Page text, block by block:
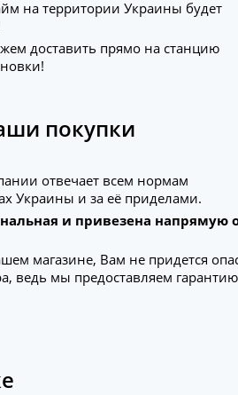
на территории Украины будет
доставить прямо на станцию
покупки
отвечает всем нормам
Украины и за её приделами.
и привезена напрямую
магазине, Вам не придется
ведь мы предоставляем